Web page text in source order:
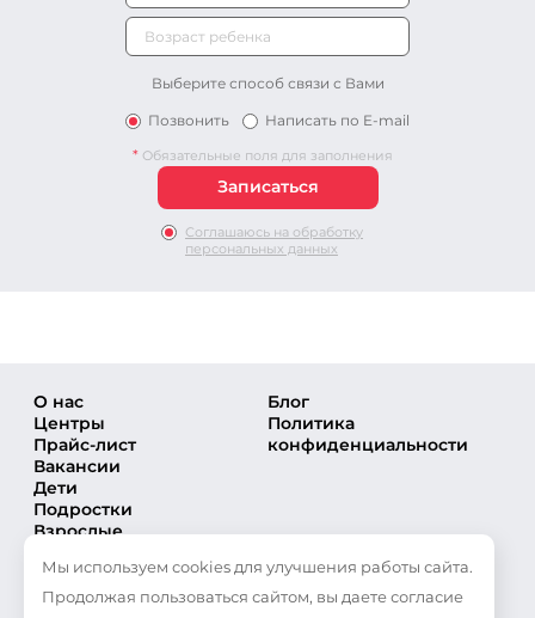
Выберите способ связи с Вами
Позвонить
Написать по E-mail
* Обязательные поля для заполнения
Соглашаюсь на обработку
персональных данных
О нас
Центры
Прайс-лист
Вакансии
Дети
Подростки
Взрослые
Секции
Тренеры
Блог
Политика
конфиденциальности
Мы используем cookies для улучшения работы сайта.
Продолжая пользоваться сайтом, вы даете согласие